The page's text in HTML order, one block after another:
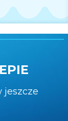
jeszcze